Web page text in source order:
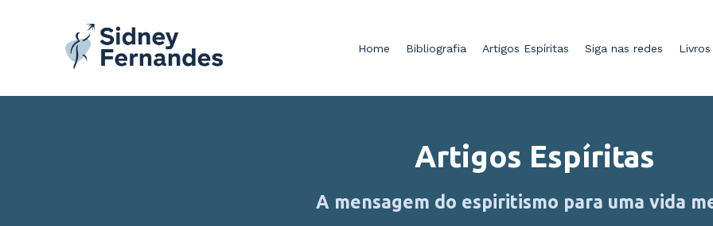
Home Bibliografia Artigos Espíritas Siga nas redes
Artigos Espíritas
A mensagem do espiritismo para uma vida